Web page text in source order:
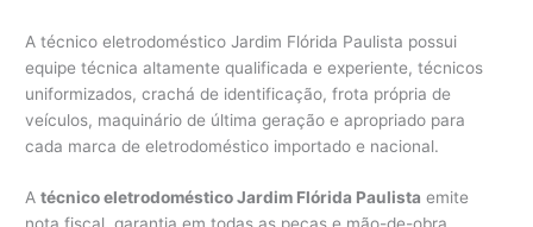
A técnico eletrodoméstico Jardim Flórida Paulista possui
equipe técnica altamente qualificada e experiente, técnicos
uniformizados, crachá de identificação, frota própria de
veículos, maquinário de última geração e apropriado para
cada marca de eletrodoméstico importado e nacional.
Atécnico eletrodoméstico Jardim Flórida Paulista emite